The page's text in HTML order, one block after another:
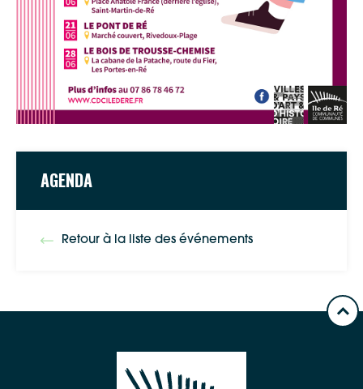
AGENDA
Retour à la liste des événements
Waze